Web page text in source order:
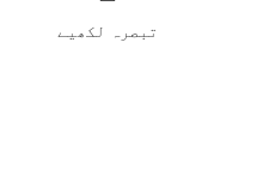
تبصرہ لکھیے